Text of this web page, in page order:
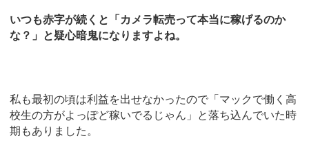
いつも赤字が続くと「カメラ転売って本当に稼げるのか
な？」と疑心暗鬼になりますよね。
私も最初の頃は利益を出せなかったので「マックで働く高
校生の方がよっぽど稼いでるじゃん」と落ち込んでいた時
期もありました。